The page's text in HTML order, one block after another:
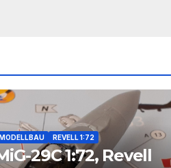
REVELL 1:72
29C 1:72, Revell